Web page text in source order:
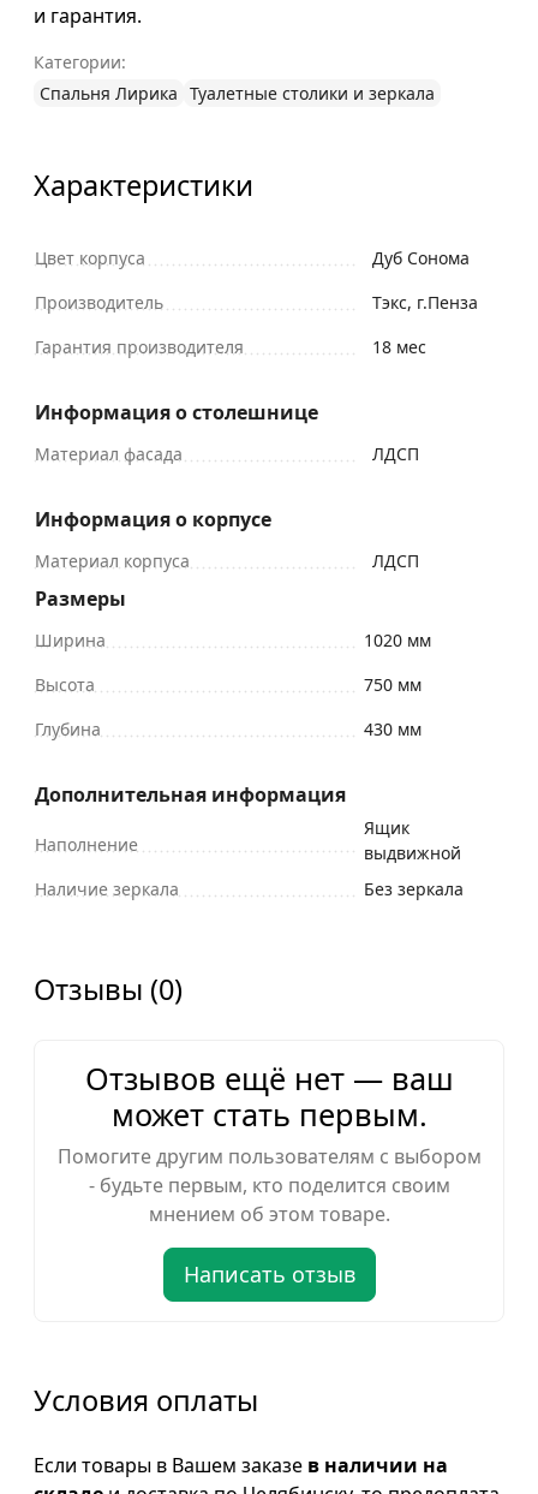
и гарантия.
Категории:
Спальня Лирика Туалетные столики и зеркала
Характеристики
Цвет корпуса
Дуб Сонома
Производитель
Тэкс, г.Пенза
Гарантия производителя
18 мес
Информация о столешнице
Материал фасада ЛДСП
Информация о корпусе
Материал корпуса ЛДСП
Размеры
Ширина
1020 мм
Высота
750 мм
Глубина
430 мм
Дополнительная информация
Наполнение
Ящик
выдвижной
Наличие зеркала
Без зеркала
Отзывы (0)
Отзывов ещё нет — ваш
может стать первым.
Помогите другим пользователям с выбором
- будьте первым, кто поделится своим
мнением об этом товаре.
Написать отзыв
Условия оплаты
Если товары в Вашем заказе в наличии на